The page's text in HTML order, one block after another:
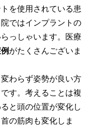
を使用されている患
ではインプラントの
っしゃいます。医療
がたくさんございま
わらず姿勢が良い方
す。考えることは複
と頭の位置が変化し
の筋肉も変化しま